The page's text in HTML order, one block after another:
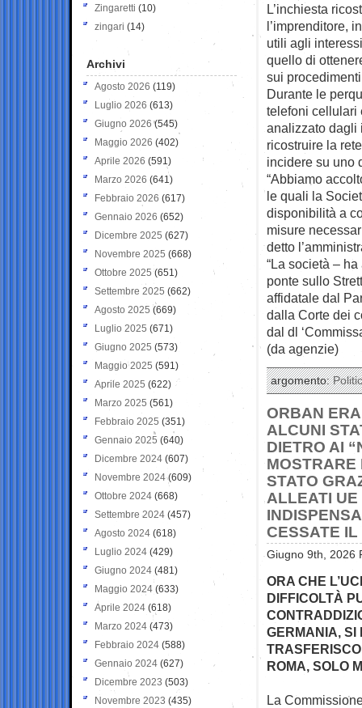
L’inchiesta
l’imprenditore,
utili agli
quello di
sui
Durante le
telefoni cellulari
analizzato dagli
ricostruire la
incidere su uno
“Abbiamo
le quali la
disponibilità a
misure
detto
“La società –
ponte sullo
affidatale dal
dalla Corte dei
dal dl
(da agenzie)
argomento:
ORBAN
ALCUNI
DIETRO AI
MOSTRARE
STATO
ALLEATI UE
CESSATE IL
Giugno 9th, 2026
ORA CHE
DIFFICOLTÀ
GERMANIA, SI
ROMA, SOLO
La
Zingaretti (10)
zingari (14)
Archivi
Agosto 2026 (119)
Luglio 2026 (613)
Giugno 2026 (545)
Maggio 2026 (402)
Aprile 2026 (591)
Marzo 2026 (641)
Febbraio 2026 (617)
Gennaio 2026 (652)
Dicembre 2025 (627)
Novembre 2025 (668)
Ottobre 2025 (651)
Settembre 2025 (662)
Agosto 2025 (669)
Luglio 2025 (671)
Giugno 2025 (573)
Maggio 2025 (591)
Aprile 2025 (622)
Marzo 2025 (561)
Febbraio 2025 (351)
Gennaio 2025 (640)
Dicembre 2024 (607)
Novembre 2024(609)
Ottobre 2024 (668)
Settembre 2024 (457)
Agosto 2024 (618)
Luglio 2024 (429)
Giugno 2024 (481)
Maggio 2024 (633)
Aprile 2024 (618)
Marzo 2024 (473)
Febbraio 2024 (588)
Gennaio 2024 (627)
Dicembre 2023 (503)
Novembre 2023 (435)